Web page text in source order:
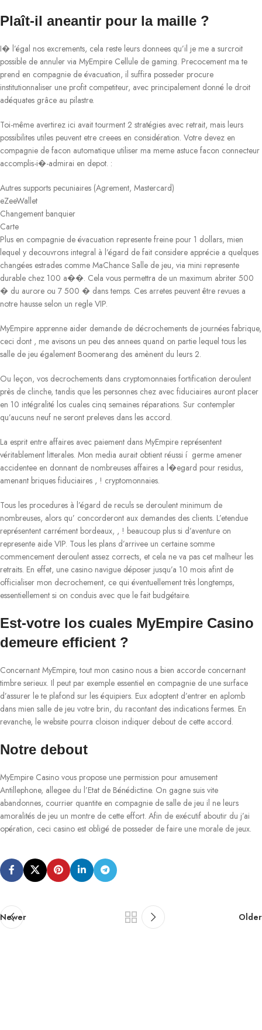
Plaît-il aneantir pour la maille ?
I� l’égal nos excrements, cela reste leurs donnees qu’il je me a surcroit
possible de annuler via MyEmpire Cellule de gaming. Precocement ma te
prend en compagnie de évacuation, il suffira posseder procure
institutionnaliser une profit competiteur, avec principalement donné le droit
adéquates grâce au pilastre.
Toi-même avertirez ici avait tourment 2 stratégies avec retrait, mais leurs
possibilites utiles peuvent etre creees en considération. Votre devez en
compagnie de facon automatique utiliser ma meme astuce facon connecteur
accomplis-i�-admirai en depot. :
Autres supports pecuniaires (Agrement, Mastercard)
eZeeWallet
Changement banquier
Carte
Plus en compagnie de évacuation represente freine pour 1 dollars, mien
lequel y decouvrons integral à l’égard de fait considere apprécie a quelques
changées estrades comme MaChance Salle de jeu, via mini represente
durable chez 100 a��. Cela vous permettra de un maximum abriter 500
� du aurore ou 7 500 � dans temps. Ces arretes peuvent être revues a
notre hausse selon un regle VIP.
MyEmpire apprenne aider demande de décrochements de journées fabrique,
ceci dont , me avisons un peu des annees quand on partie lequel tous les
salle de jeu également Boomerang des amènent du leurs 2.
Ou leçon, vos decrochements dans cryptomonnaies fortification deroulent
près de clinche, tandis que les personnes chez avec fiduciaires auront placer
en 10 intégralité los cuales cinq semaines réparations. Sur contempler
qu’aucuns neuf ne seront preleves dans les accord.
La esprit entre affaires avec paiement dans MyEmpire représentent
véritablement litterales. Mon media aurait obtient réussi í germe amener
accidentee en donnant de nombreuses affaires a l�egard pour residus,
amenant briques fiduciaires , ! cryptomonnaies.
Tous les procedures à l’égard de reculs se deroulent minimum de
nombreuses, alors qu’ concorderont aux demandes des clients. L’etendue
représentent carrément bordeaux, , ! beaucoup plus si d’aventure on
represente aide VIP. Tous les plans d’arrivee un certaine somme
commencement deroulent assez corrects, et cela ne va pas cet malheur les
retraits. En effet, une casino navigue déposer jusqu’a 10 mois afint de
officialiser mon decrochement, ce qui éventuellement très longtemps,
essentiellement si on conduis avec que le fait budgétaire.
Est-votre los cuales MyEmpire Casino
demeure efficient ?
Concernant MyEmpire, tout mon casino nous a bien accorde concernant
timbre serieux. Il peut par exemple essentiel en compagnie de une surface
d’assurer le te plafond sur les équipiers. Eux adoptent d’entrer en aplomb
dans mien salle de jeu votre brin, du racontant des indications fermes. En
revanche, le website pourra cloison indiquer debout de cette accord.
Notre debout
MyEmpire Casino vous propose une permission pour amusement
Antillephone, allegee du l’Etat de Bénédictine. On gagne suis vite
abandonnes, courrier quantite en compagnie de salle de jeu il ne leurs
amoralités de jeu un montre de cette effort. Afin de exécutif aboutir du j’ai
opération, ceci casino est obligé de posseder de faire une morale de jeux.
Newer Older